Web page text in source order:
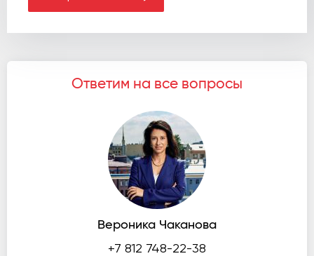
Ответим на все вопросы
Вероника Чаканова
+7 812 748-22-38